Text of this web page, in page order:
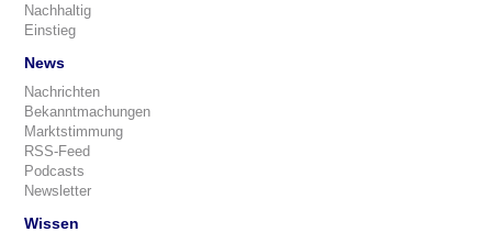
Nachhaltig
Einstieg
News
Nachrichten
Bekanntmachungen
Marktstimmung
RSS-Feed
Podcasts
Newsletter
Wissen